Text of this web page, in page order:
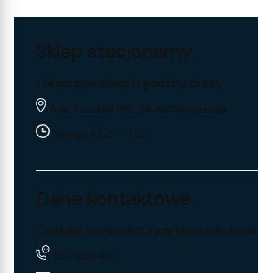
Sklep stacjonarny
Lokalizacja sklepu i godziny pracy
Trakt Lubelski 195, 04-667 Warszawa
Pon-pt: 8:00 - 17:00
Dane kontaktowe
Obsługa zamówień, zapytania ofertowe
884 024 451